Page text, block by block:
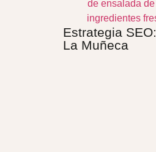
Estrategia
La Muñeca